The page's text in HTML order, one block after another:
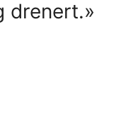
drenert.»